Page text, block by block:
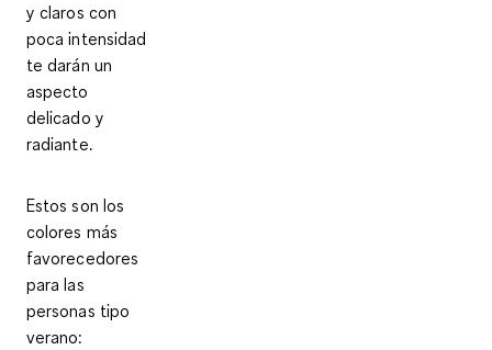
y claros con
poca intensidad
te darán un
aspecto
delicado y
radiante.
Estos son los
colores más
favorecedores
para las
personas tipo
verano: